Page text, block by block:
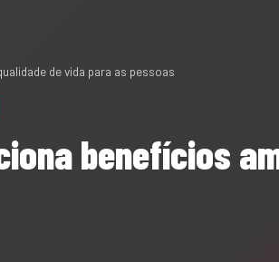
de vida para as pessoas
benefícios